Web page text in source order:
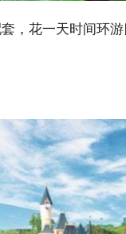
，花一天时间环